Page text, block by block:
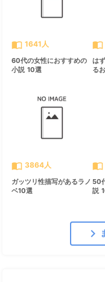
import_contacts 1641人
60代の女性におすすめの
小説 10選
import_contacts
は
る
import_contacts 3864人
ガッツリ性描写があるラノ
ベ10選
import_contacts
50
説
chevron_right